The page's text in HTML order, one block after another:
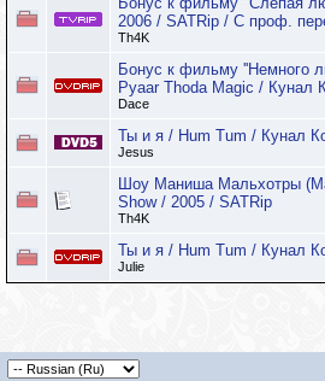
2006 / SATRip / С проф.
Th4K
Бонус к фильму ''Немного
Pyaar Thoda Magic / Кунал
Dace
Ты и я / Hum Tum / Кунал
Jesus
Шоу Маниша Мальхотры
Show / 2005 / SATRip
Th4K
Ты и я / Hum Tum / Кунал
Julie